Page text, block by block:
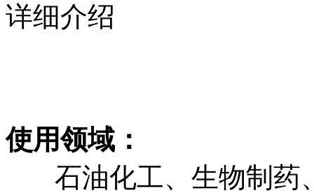
详细介绍
使用领域：
石油化工、生物制药